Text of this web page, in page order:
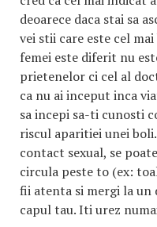
deoarece daca stai sa
vei stii care este cel
femei este diferit nu
prietenelor ci cel al
ca nu ai inceput inca
sa incepi sa-ti cunosti
riscul aparitiei unei
contact sexual, se
circula peste to (ex:
fii atenta si mergi la
capul tau. Iti urez